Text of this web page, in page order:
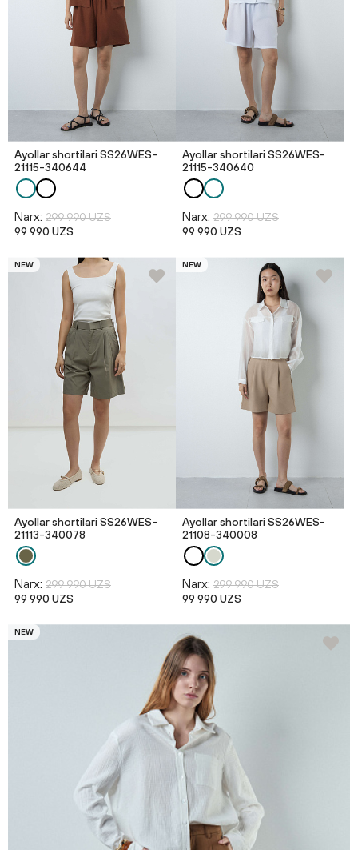
Ayollar shortilari SS26WES-
21115-340644
Narx: 299 990 UZS
99 990 UZS
Ayollar shortilari SS26WES-
21115-340640
Narx: 299 990 UZS
99 990 UZS
NEW
Ayollar shortilari SS26WES-
21113-340078
Narx: 299 990 UZS
99 990 UZS
NEW
Ayollar shortilari SS26WES-
21108-340008
Narx: 299 990 UZS
99 990 UZS
NEW